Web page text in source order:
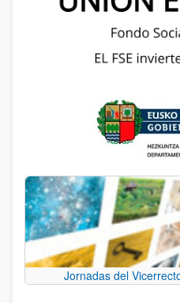
Jornadas del